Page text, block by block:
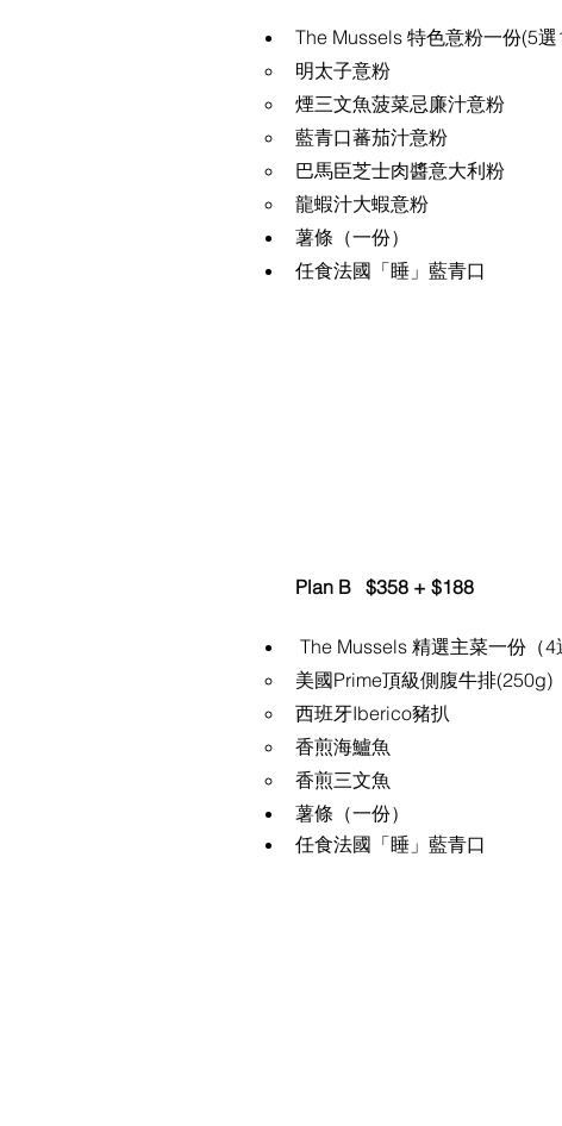
The Mussels 特色意粉一份(5選
明太子意粉
煙三文魚菠菜忌廉汁意粉
藍青口蕃茄汁意粉
巴馬臣芝士肉醬意大利粉
龍蝦汁大蝦意粉
薯條（一份）
任食法國「睡」藍青口
Plan B   $358 + $188
The Mussels 精選主菜一份（4
美國Prime頂級側腹牛排(250g)
西班牙Iberico豬扒
香煎海鱸魚
香煎三文魚
薯條（一份）
任食法國「睡」藍青口